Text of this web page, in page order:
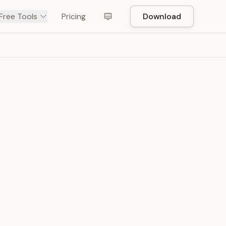
Tools Pricing Download